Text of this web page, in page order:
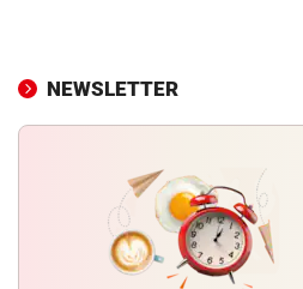
NEWSLETTER